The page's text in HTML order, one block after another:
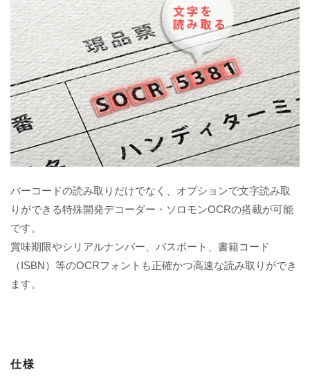
バーコードの読み取りだけでなく、オプションで文字読み取
りができる特殊開発デコーダー・ソロモンOCRの搭載が可能
です。
賞味期限やシリアルナンバー、パスポート、書籍コード
（ISBN）等のOCRフォントも正確かつ高速な読み取りができ
ます。
仕様